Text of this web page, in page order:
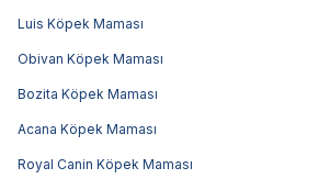
Luis Köpek Maması
Obivan Köpek Maması
Bozita Köpek Maması
Acana Köpek Maması
Royal Canin Köpek Maması